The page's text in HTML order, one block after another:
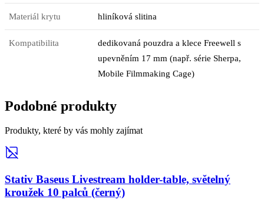
Materiál krytu hliníková slitina
Kompatibilita
dedikovaná pouzdra a klece Freewell s
upevněním 17 mm (např. série Sherpa,
Mobile Filmmaking Cage)
Podobné produkty
Produkty, které by vás mohly zajímat
Stativ Baseus Livestream holder-table, světelný
kroužek 10 palců (černý)